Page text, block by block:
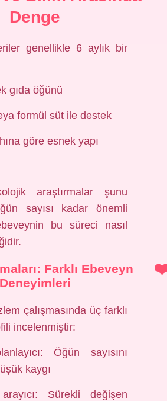
Denge
genellikle 6 aylık bir
gıda öğünü
formül süt ile destek
göre esnek yapı
araştırmalar şunu
sayısı kadar önemli
bu süreci nasıl
Farklı Ebeveyn
Deneyimleri
çalışmasında üç farklı
incelenmiştir:
Öğün sayısını
kaygı
Sürekli değişen